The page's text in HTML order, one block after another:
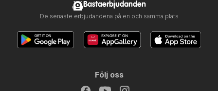
Bastaerbjudanden
De senaste erbjudandena på en och samma plats
Följ oss